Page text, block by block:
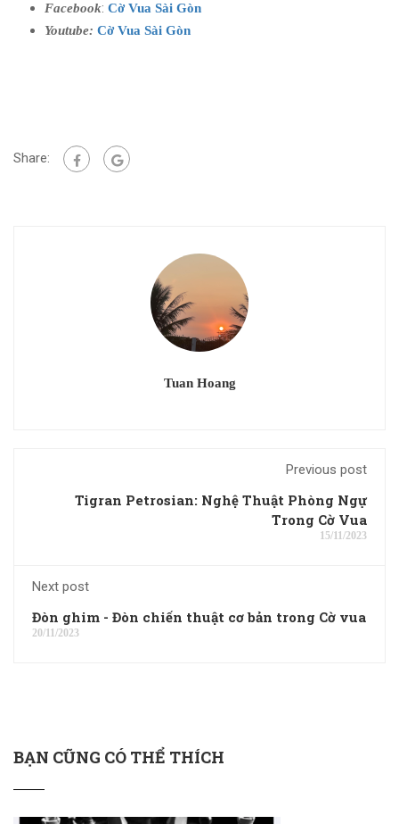
Facebook: Cờ Vua Sài Gòn
Youtube: Cờ Vua Sài Gòn
Share:
Tuan Hoang
Previous post
Tigran Petrosian: Nghệ Thuật Phòng Ngự
Trong Cờ Vua
15/11/2023
Next post
Đòn ghim - Đòn chiến thuật cơ bản trong Cờ vua
20/11/2023
BẠN CŨNG CÓ THỂ THÍCH